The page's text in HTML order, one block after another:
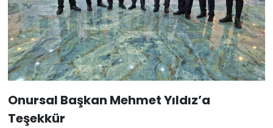
Onursal Başkan Mehmet Yıldız’a
Teşekkür